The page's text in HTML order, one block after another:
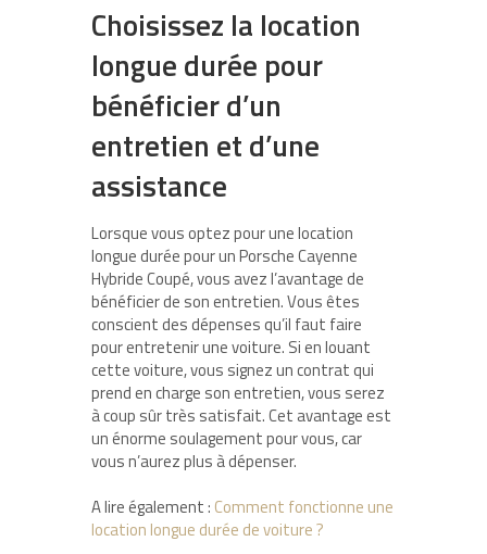
Choisissez la location
longue durée pour
bénéficier d’un
entretien et d’une
assistance
Lorsque vous optez pour une location
longue durée pour un Porsche Cayenne
Hybride Coupé, vous avez l’avantage de
bénéficier de son entretien. Vous êtes
conscient des dépenses qu’il faut faire
pour entretenir une voiture. Si en louant
cette voiture, vous signez un contrat qui
prend en charge son entretien, vous serez
à coup sûr très satisfait. Cet avantage est
un énorme soulagement pour vous, car
vous n’aurez plus à dépenser.
A lire également : Comment fonctionne une
location longue durée de voiture ?